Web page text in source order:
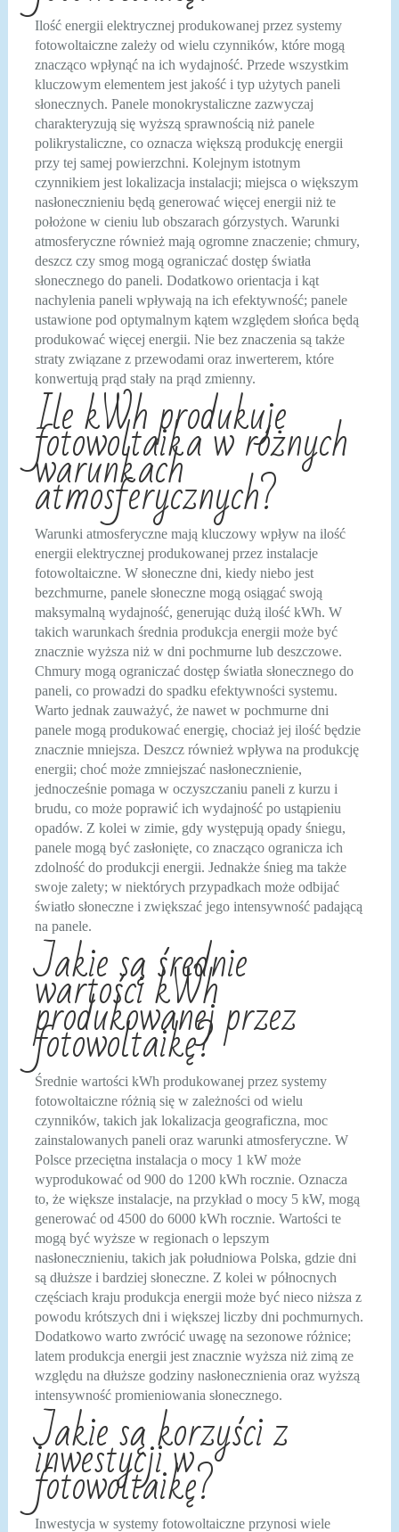
Ilość energii elektrycznej produkowanej przez systemy
fotowoltaiczne zależy od wielu czynników, które mogą
znacząco wpłynąć na ich wydajność. Przede wszystkim
kluczowym elementem jest jakość i typ użytych paneli
słonecznych. Panele monokrystaliczne zazwyczaj
charakteryzują się wyższą sprawnością niż panele
polikrystaliczne, co oznacza większą produkcję energii
przy tej samej powierzchni. Kolejnym istotnym
czynnikiem jest lokalizacja instalacji; miejsca o większym
nasłonecznieniu będą generować więcej energii niż te
położone w cieniu lub obszarach górzystych. Warunki
atmosferyczne również mają ogromne znaczenie; chmury,
deszcz czy smog mogą ograniczać dostęp światła
słonecznego do paneli. Dodatkowo orientacja i kąt
nachylenia paneli wpływają na ich efektywność; panele
ustawione pod optymalnym kątem względem słońca będą
produkować więcej energii. Nie bez znaczenia są także
straty związane z przewodami oraz inwerterem, które
konwertują prąd stały na prąd zmienny.
Ile kWh produkuje
fotowoltaika w różnych
warunkach
atmosferycznych?
Warunki atmosferyczne mają kluczowy wpływ na ilość
energii elektrycznej produkowanej przez instalacje
fotowoltaiczne. W słoneczne dni, kiedy niebo jest
bezchmurne, panele słoneczne mogą osiągać swoją
maksymalną wydajność, generując dużą ilość kWh. W
takich warunkach średnia produkcja energii może być
znacznie wyższa niż w dni pochmurne lub deszczowe.
Chmury mogą ograniczać dostęp światła słonecznego do
paneli, co prowadzi do spadku efektywności systemu.
Warto jednak zauważyć, że nawet w pochmurne dni
panele mogą produkować energię, chociaż jej ilość będzie
znacznie mniejsza. Deszcz również wpływa na produkcję
energii; choć może zmniejszać nasłonecznienie,
jednocześnie pomaga w oczyszczaniu paneli z kurzu i
brudu, co może poprawić ich wydajność po ustąpieniu
opadów. Z kolei w zimie, gdy występują opady śniegu,
panele mogą być zasłonięte, co znacząco ogranicza ich
zdolność do produkcji energii. Jednakże śnieg ma także
swoje zalety; w niektórych przypadkach może odbijać
światło słoneczne i zwiększać jego intensywność padającą
na panele.
Jakie są średnie
wartości kWh
produkowanej przez
fotowoltaikę?
Średnie wartości kWh produkowanej przez systemy
fotowoltaiczne różnią się w zależności od wielu
czynników, takich jak lokalizacja geograficzna, moc
zainstalowanych paneli oraz warunki atmosferyczne. W
Polsce przeciętna instalacja o mocy 1 kW może
wyprodukować od 900 do 1200 kWh rocznie. Oznacza
to, że większe instalacje, na przykład o mocy 5 kW, mogą
generować od 4500 do 6000 kWh rocznie. Wartości te
mogą być wyższe w regionach o lepszym
nasłonecznieniu, takich jak południowa Polska, gdzie dni
są dłuższe i bardziej słoneczne. Z kolei w północnych
częściach kraju produkcja energii może być nieco niższa z
powodu krótszych dni i większej liczby dni pochmurnych.
Dodatkowo warto zwrócić uwagę na sezonowe różnice;
latem produkcja energii jest znacznie wyższa niż zimą ze
względu na dłuższe godziny nasłonecznienia oraz wyższą
intensywność promieniowania słonecznego.
Jakie są korzyści z
inwestycji w
fotowoltaikę?
Inwestycja w systemy fotowoltaiczne przynosi wiele